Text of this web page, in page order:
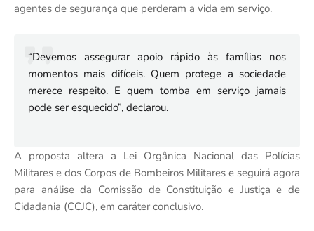
agentes de segurança que perderam a vida em serviço.
“Devemos assegurar apoio rápido às famílias nos
momentos mais difíceis. Quem protege a sociedade
merece respeito. E quem tomba em serviço jamais
pode ser esquecido”, declarou.
A proposta altera a Lei Orgânica Nacional das Polícias
Militares e dos Corpos de Bombeiros Militares e seguirá agora
para análise da Comissão de Constituição e Justiça e de
Cidadania (CCJC), em caráter conclusivo.